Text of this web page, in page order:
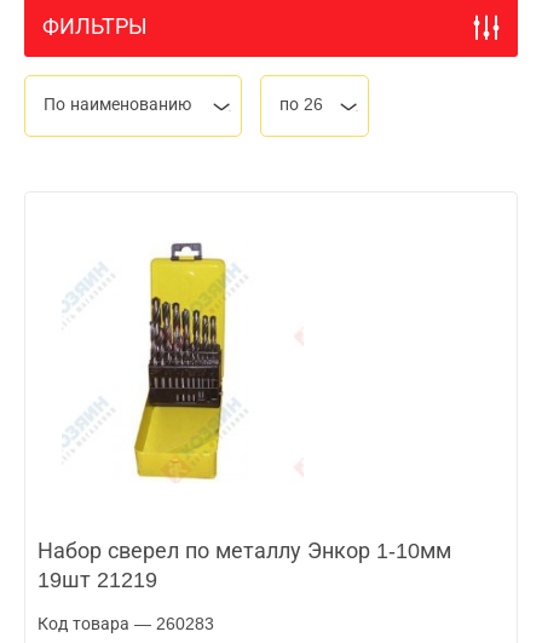
ФИЛЬТРЫ
По наименованию по 26
Набор сверел по металлу Энкор 1-10мм
19шт 21219
Код товара — 260283